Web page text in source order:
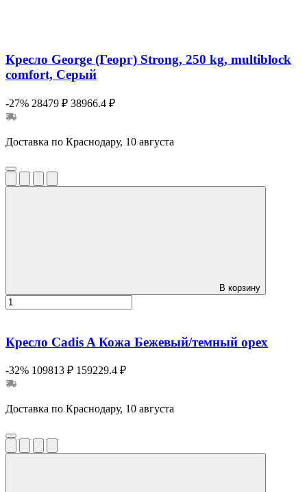
Кресло George (Георг) Strong, 250 kg, multiblock
comfort, Серый
-27% 28479 ₽ 38966.4 ₽
Доставка по Краснодару, 10 августа
В корзину
Кресло Cadis A Кожа Бежевый/темный орех
-32% 109813 ₽ 159229.4 ₽
Доставка по Краснодару, 10 августа